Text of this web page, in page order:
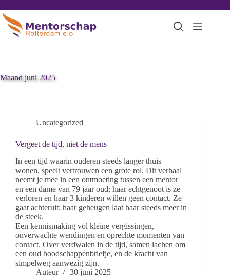
Maandjuni 2025
Uncategorized
Vergeet de tijd, niet de mens
In een tijd waarin ouderen steeds langer thuis
wonen, speelt vertrouwen een grote rol. Dit verhaal
neemt je mee in een ontmoeting tussen een mentor
en een dame van 79 jaar oud; haar echtgenoot is ze
verloren en haar 3 kinderen willen geen contact. Ze
gaat achteruit; haar geheugen laat haar steeds meer in
de steek.
Een kennismaking vol kleine vergissingen,
onverwachte wendingen en oprechte momenten van
contact. Over verdwalen in de tijd, samen lachen om
een oud boodschappenbriefje, en de kracht van
simpelweg aanwezig zijn.
Auteur
30 juni 2025